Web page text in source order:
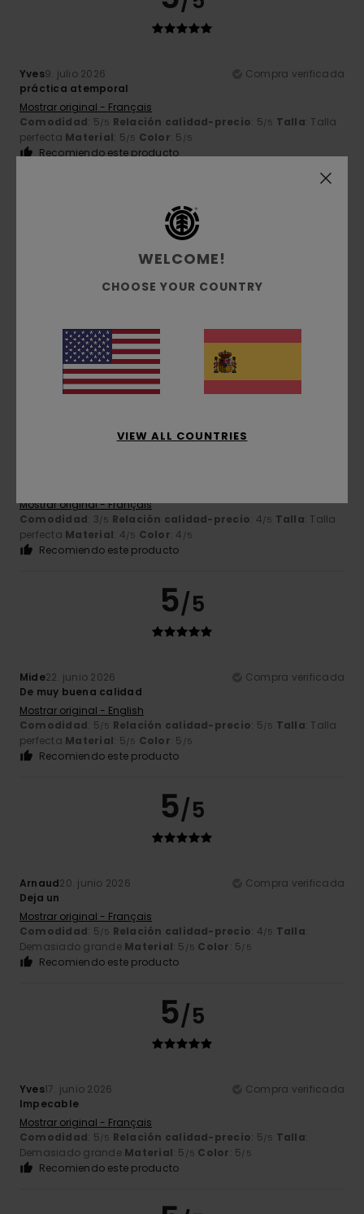
Yves9. julio 2026
Compra verificada
práctica atemporal
Mostrar original - Français
Comodidad: 5/5 Relación calidad-precio: 5/5 Talla: Talla
perfecta Material: 5/5 Color: 5 /5
Recomiendo este producto
5/5
26. junio 2026
Compra verificada
Comodidad: 5/5 Relación calidad-precio: 4/5 Material
Color: 5/5
4 /5
Mostrar original - Français
Comodidad: 3/5 Relación calidad-precio: 4/5 Talla: Talla
perfecta Material: 4/5 Color: 4 /5
Recomiendo este producto
5/5
Mide22. junio 2026
Compra verificada
De muy buena calidad
Mostrar original - English
Comodidad: 5/5 Relación calidad-precio: 5/5 Talla: Talla
perfecta Material: 5/5 Color: 5 /5
Recomiendo este producto
5/5
Arnaud20. junio 2026
Compra verificada
Deja un
Mostrar original - Français
Comodidad: 5/5 Relación calidad-precio: 4/5 Talla:
Demasiado grande Material: 5 /5 Color: 5/5
Recomiendo este producto
5/5
Yves17. junio 2026
Compra verificada
Impecable
Mostrar original - Français
Comodidad: 5/5 Relación calidad-precio: 5/5 Talla:
Demasiado grande Material: 5 /5 Color: 5/5
Recomiendo este producto
WELCOME!
CHOOSE YOUR COUNTRY
VIEW ALL COUNTRIES